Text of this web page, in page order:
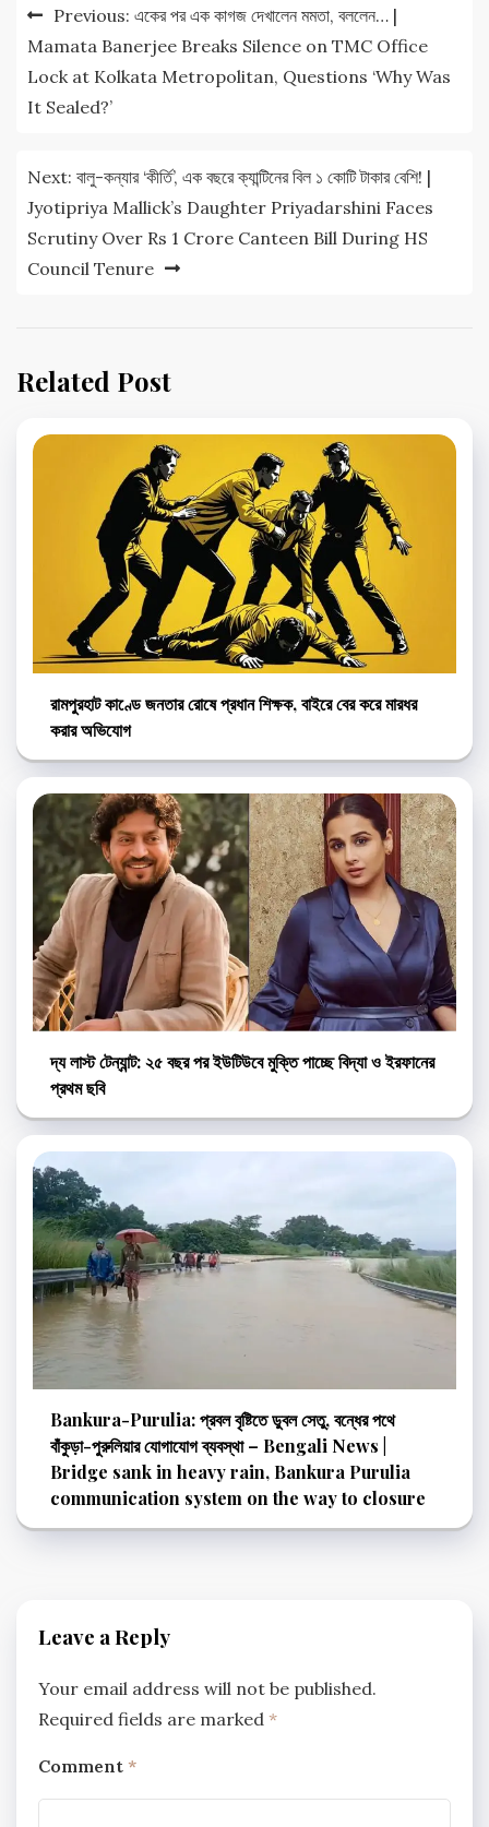
Post
navigation
Previous: একের পর এক কাগজ দেখালেন মমতা, বললেন… |
Mamata Banerjee Breaks Silence on TMC Office
Lock at Kolkata Metropolitan, Questions ‘Why Was
It Sealed?’
Next: বালু-কন্যার ‘কীর্তি’, এক বছরে ক্যান্টিনের বিল ১ কোটি টাকার বেশি! |
Jyotipriya Mallick’s Daughter Priyadarshini Faces
Scrutiny Over Rs 1 Crore Canteen Bill During HS
Council Tenure
Related Post
রামপুরহাট কাণ্ডে জনতার রোষে প্রধান শিক্ষক, বাইরে বের করে মারধর
করার অভিযোগ
দ্য লাস্ট টেন্যান্ট: ২৫ বছর পর ইউটিউবে মুক্তি পাচ্ছে বিদ্যা ও ইরফানের
প্রথম ছবি
Bankura-Purulia: প্রবল বৃষ্টিতে ডুবল সেতু, বন্ধের পথে
বাঁকুড়া-পুরুলিয়ার যোগাযোগ ব্যবস্থা – Bengali News |
Bridge sank in heavy rain, Bankura Purulia
communication system on the way to closure
Leave a Reply
Your email address will not be published.
Required fields are marked *
Comment *